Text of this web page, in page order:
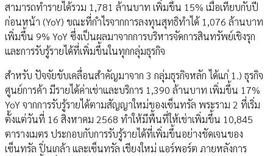
สามารถทำรายได้รวม 1,781 ล้านบาท เพิ่มขึ้น 15% เมื่อเทียบกับปี
ก่อนหน้า (YoY) ขณะที่กำไรจากการลงทุนสุทธิทำได้ 1,076 ล้านบาท
เพิ่มขึ้น 9% YoY ซึ่งเป็นผลมาจากการบริหารจัดการสินทรัพย์เชิงรุก
และการรับรู้รายได้ที่เพิ่มขึ้นในทุกกลุ่มธุรกิจ
สำหรับ ปัจจัยขับเคลื่อนสำคัญมาจาก 3 กลุ่มธุรกิจหลัก ได้แก่ 1.) ธุรกิจ
ศูนย์การค้า มีรายได้ค่าเช่าและบริการ 1,390 ล้านบาท เพิ่มขึ้น 17%
YoY จากการรับรู้รายได้ตามสัญญาใหม่ของเซ็นทรัล พระราม 2 ที่เริ่ม
ตั้งแต่วันที่ 16 สิงหาคม 2568 ทำให้มีพื้นที่ให้เช่าเพิ่มขึ้น 10,845
ตารางเมตร ประกอบกับการรับรู้รายได้ที่เพิ่มขึ้นอย่างชัดเจนของ
เซ็นทรัล ปิ่นเกล้า และเซ็นทรัล เชียงใหม่ แอร์พอร์ต ภายหลังการ